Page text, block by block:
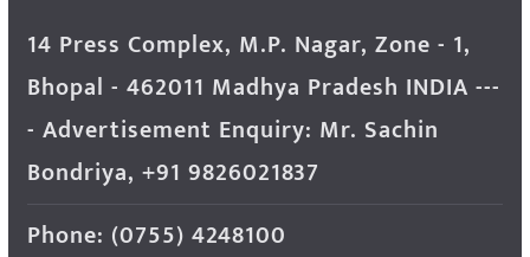
14 Press Complex, M.P. Nagar, Zone - 1,
Bhopal - 462011 Madhya Pradesh INDIA ---
- Advertisement Enquiry: Mr. Sachin
Bondriya, +91 9826021837
Phone: (0755) 4248100